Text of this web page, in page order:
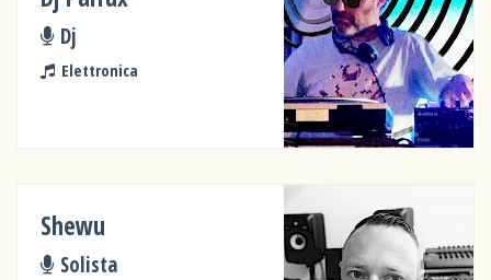
Dj
Elettronica
Shewu
Solista